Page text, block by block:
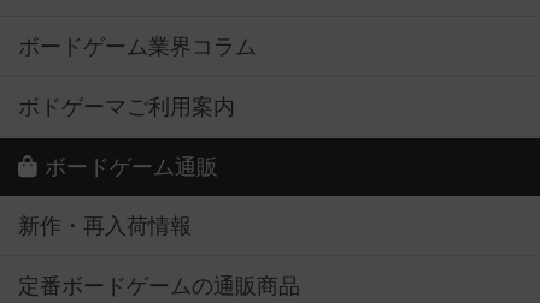
ボードゲーム業界コラム
ボドゲーマご利用案内
ボードゲーム通販
新作・再入荷情報
定番ボードゲームの通販商品